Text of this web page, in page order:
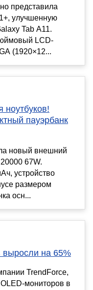
представила
улучшенную
Tab A11.
LCD-
(1920×12...
пауэрбанк
новый внешний
67W.
устройство
размером
осн...
на 65%
TrendForce,
мониторов в